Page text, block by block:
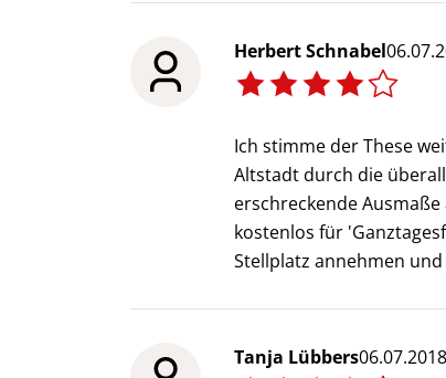
Herbert Schnabel
Ich stimme der These
Altstadt durch die
erschreckende
kostenlos für
Stellplatz annehmen
Tanja Lübbers06.07.2018